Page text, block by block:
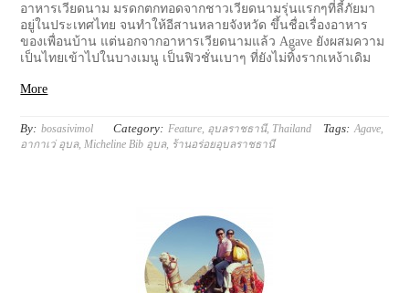
อาหารเวียดนาม มรดกตกทอดจากชาวเวียดนามรุ่นแรกๆที่ลี้ภัยมา
อยู่ในประเทศไทย จนทำให้อีสานหลายจังหวัด ขึ้นชื่อเรื่องอาหาร
ของเพื่อนบ้าน แต่นอกจากอาหารเวียดนามแล้ว Agave ยังผสมความ
เป็นไทยเข้าไปในบางเมนู เป็นฟิวชั่นเบาๆ ที่ยังไม่ทิ้งรากเหง้าเดิม
More
By: bosasivimol Category: Feature, อุบลราชธานี, Thailand Tags: Agave,
อากาเว่ อุบล,Micheline Bib อุบล, ร้านอร่อยอุบลราชธานี